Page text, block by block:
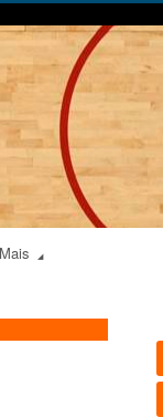
Mais